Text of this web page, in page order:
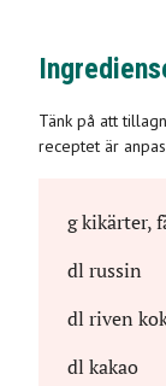
Tänk på att
receptet är
gkikärter,
dl russin
dl riven
dl kakao